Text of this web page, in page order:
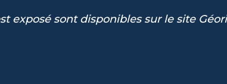
exposé sont disponibles sur le site